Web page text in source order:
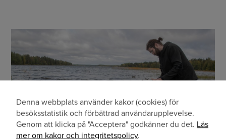
Användning
av
Denna webbplats använder kakor (cookies) för
besöksstatistik och förbättrad användarupplevelse.
Genom att klicka på "Acceptera" godkänner du det. Läs
mer om kakor och integritetspolicy.